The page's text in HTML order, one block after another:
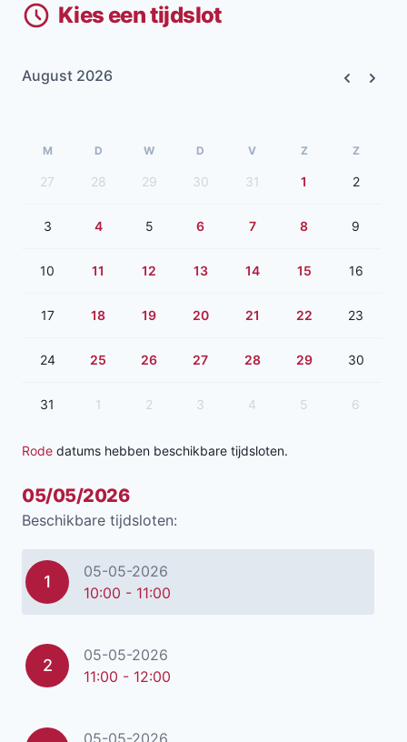
Kies een tijdslot
August 2026
M D W D V Z Z
27 28 29 30 31 1 2
3 4 5 6 7 8 9
10 11 12 13 14 15 16
17 18 19 20 21 22 23
24 25 26 27 28 29 30
31 1 2 3 4 5 6
Rode datums hebben beschikbare tijdsloten.
05/05/2026
Beschikbare tijdsloten:
1
05-05-2026
10:00 - 11:00
2
05-05-2026
11:00 - 12:00
05-05-2026